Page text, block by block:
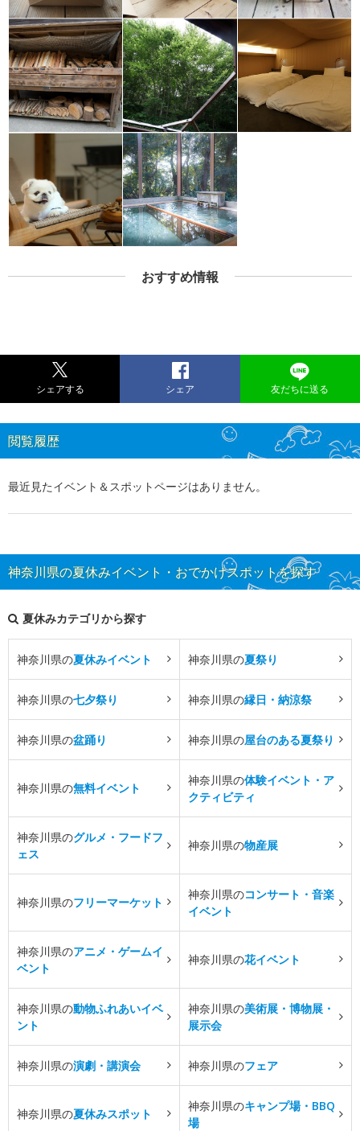
おすすめ情報
シェアする シェア 友だちに送る
閲覧履歴
最近見たイベント＆スポットページはありません。
神奈川県の夏休みイベント・おでかけスポットを探す
夏休みカテゴリから探す
神奈川県の夏休みイベント 神奈川県の夏祭り
神奈川県の七夕祭り 神奈川県の縁日・納涼祭
神奈川県の盆踊り 神奈川県の屋台のある夏祭り
神奈川県の無料イベント
神奈川県の体験イベント・ア
クティビティ
神奈川県のグルメ・フードフ
ェス
神奈川県の物産展
神奈川県のフリーマーケット
神奈川県のコンサート・音楽
イベント
神奈川県のアニメ・ゲームイ
ベント
神奈川県の花イベント
神奈川県の動物ふれあいイベ
ント
神奈川県の美術展・博物展・
展示会
神奈川県の演劇・講演会 神奈川県のフェア
神奈川県の夏休みスポット
神奈川県のキャンプ場・BBQ
場